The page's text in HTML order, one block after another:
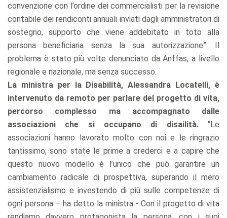
convenzione con l’ordine dei commercialisti per la revisione
contabile dei rendiconti annuali inviati dagli amministratori di
sostegno, supporto che viene addebitato in toto alla
persona beneficiaria senza la sua autorizzazione”. Il
problema è stato più volte denunciato da Anffas, a livello
regionale e nazionale, ma senza successo.
La ministra per la Disabilità, Alessandra Locatelli, è
intervenuto da remoto per parlare del progetto di vita,
percorso complesso ma accompagnato dalle
associazioni che si occupano di disailità.“Le
associazioni hanno lavorato molto con noi e le ringrazio
tantissimo, sono state le prime a crederci e a capire che
questo nuovo modello è l’unico che può garantire un
cambiamento radicale di prospettiva, superando il mero
assistenzialismo e investendo di più sulle competenze di
ogni persona – ha detto la ministra - Con il progetto di vita